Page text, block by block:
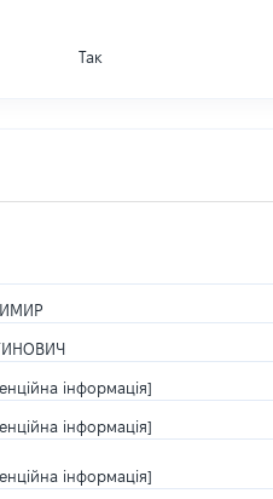
Так
інформація]
інформація]
інформація]